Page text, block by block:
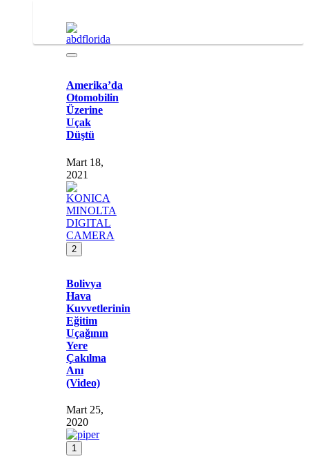
Amerika’da
Otomobilin
Üzerine
Uçak
Düştü
Mart 18,
2021
2
Bolivya
Hava
Kuvvetlerinin
Eğitim
Uçağının
Yere
Çakılma
Anı
(Video)
Mart 25,
2020
1